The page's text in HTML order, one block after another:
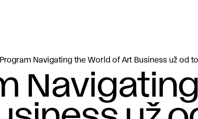
Program Navigating the World of Art Business už od